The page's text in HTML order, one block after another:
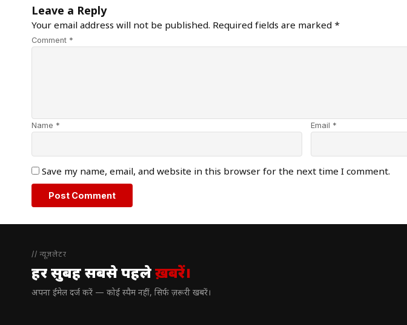
Leave a Reply
Your email address will not be published. Required fields are marked *
Comment *
Name * Email *
Save my name, email, and website in this browser for the next time I comment.
// न्यूज़लेटर
हर सुबह सबसे पहलेख़बरें।
अपना ईमेल दर्ज करें — कोई स्पैम नहीं, सिर्फ ज़रूरी खबरें।